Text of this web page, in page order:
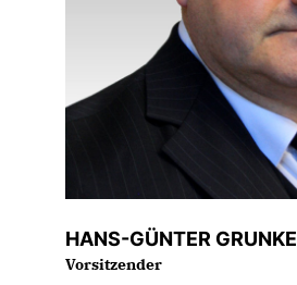
HANS-GÜNTER GRUNKE
Vorsitzender